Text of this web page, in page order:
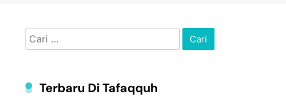
Cari
untuk:
Terbaru Di Tafaqquh